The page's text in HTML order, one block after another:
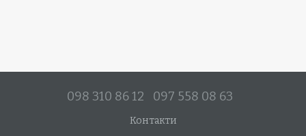
098 310 86 12 097 558 08 63
Контакти